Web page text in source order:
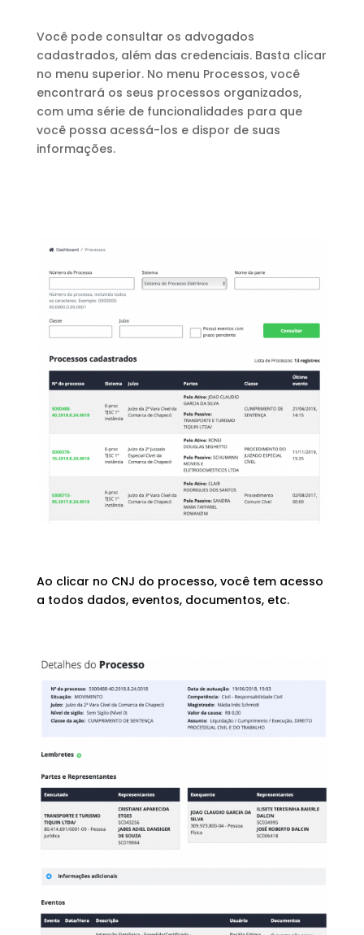
Você pode consultar os advogados
cadastrados, além das credenciais. Basta clicar
no menu superior. No menu Processos, você
encontrará os seus processos organizados,
com uma série de funcionalidades para que
você possa acessá-los e dispor de suas
informações.
Ao clicar no CNJ do processo, você tem acesso
a todos dados, eventos, documentos, etc.